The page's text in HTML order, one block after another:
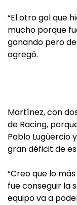
“El otro gol que
mucho porque
ganando pero
agregó.
Martínez, con
de Racing,
Pablo Lugüercio
gran déficit de
“Creo que lo
fue conseguir la
equipo va a